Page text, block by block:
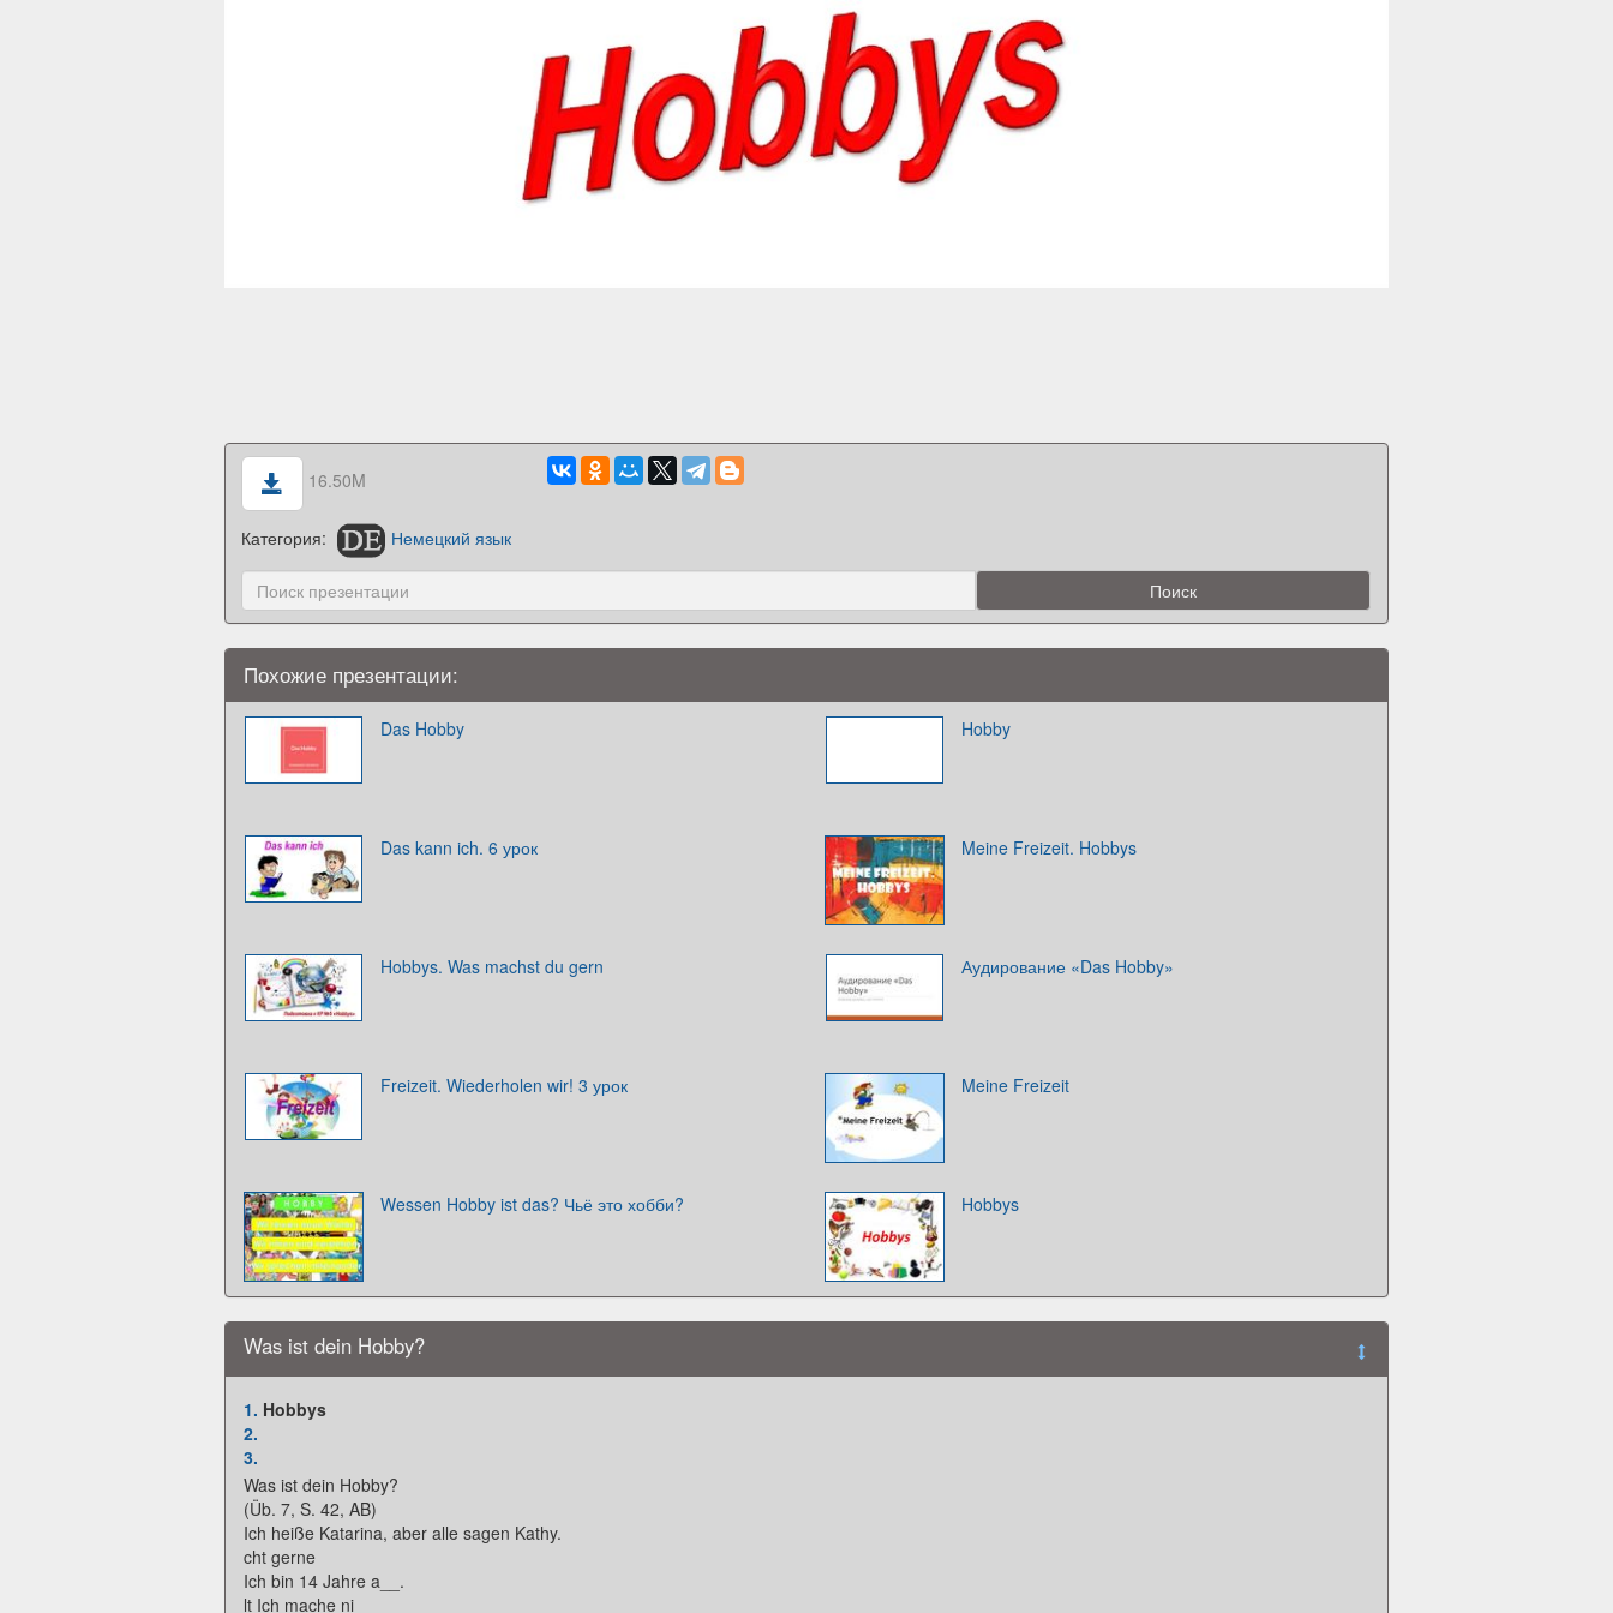
16.50M
Категория: Немецкий язык
Похожие презентации:
Das Hobby Hobby
Das kann ich. 6 урок Meine Freizeit. Hobbys
Hobbys. Was machst du gern Аудирование «Das Hobby»
Freizeit. Wiederholen wir! 3 урок Meine Freizeit
Wessen Hobby ist das? Чьё это хобби? Hobbys
Was ist dein Hobby?
1. Hobbys
2.
3.
Was ist dein Hobby?
(Üb. 7, S. 42, AB)
Ich heiße Katarina, aber alle sagen Kathy.
cht gerne
Ich bin 14 Jahre a__.
lt Ich mache ni___